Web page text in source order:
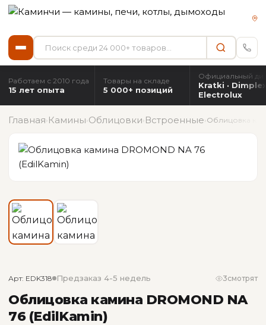
Работаем с 2010 года
15 лет опыта
Товары на складе
5 000+ позиций
Официальный
Kratki · Dimplex
Electrolux
Главная› Камины›Облицовки› Встроенные›Облицовка
Арт: EDK318 Предзаказ 4-5 недель 3смотрят
Облицовка камина DROMOND NA
76 (EdilKamin)